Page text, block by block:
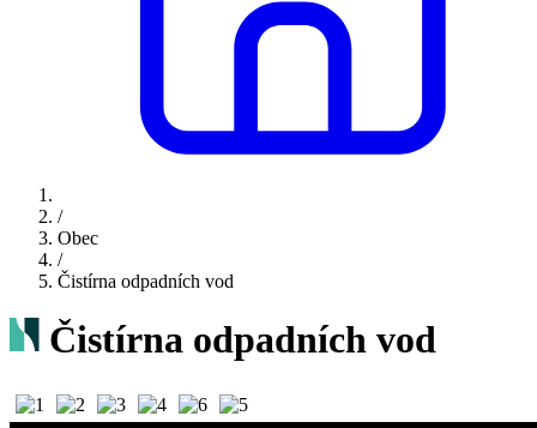
/
Obec
/
Čistírna odpadních vod
Čistírna odpadních vod